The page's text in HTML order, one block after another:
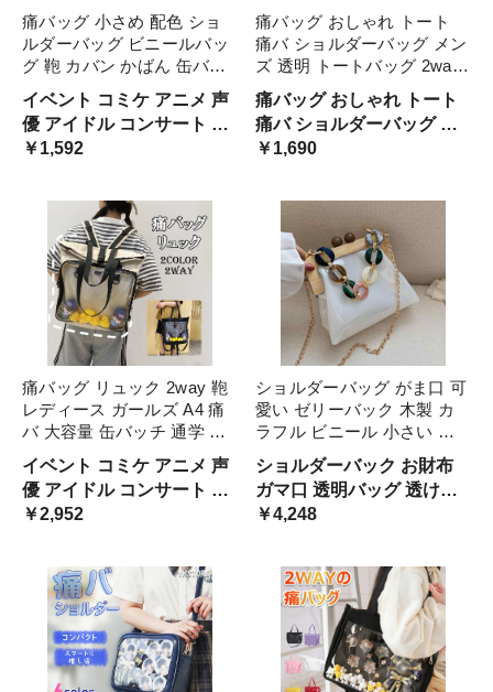
痛バッグ 小さめ 配色 ショ
ルダーバッグ ビニールバッ
グ 鞄 カバン かばん 缶バッ
チ シンプル 男女兼用 かわ
いい 推しバッグ クリアバッ
グ 透明バッグ おしゃれ
イベント コミケ アニメ 声
優 アイドル コンサート 推
し活 バッグ 缶バッジ バッ
見せバッグ ビニール いた
ばっぐ オタク活バッグ オ
タバ
￥1,592
痛バッグ おしゃれ トート
痛バ ショルダーバッグ メン
ズ 透明 トートバッグ 2way
ファスナー 水色 いたばっく
痛バック 缶バッチ ぬいぐる
み 小さめ 安い オタ活 推し
活 ヲタ活 推しカラー 推し
ディース
痛バッグ おしゃれ トート
痛バ ショルダーバッグ メ
ンズ 透明 トートバッグ フ
ばっく 痛バック 缶バッチ
ぬいぐるみ 小さめ 安い オ
タ活 推し活 ヲタ活
￥1,690
痛バッグ リュック 2way 鞄
レディース ガールズ A4 痛
バ 大容量 缶バッチ 通学 学
生 ビニールバッグ ヲタバ
クリアバッグ 見せバッグ オ
タクバッグ カジュアル 透明
バッグ
イベント コミケ アニメ 声
優 アイドル コンサート 推
し活 ぬいぐるみ 透明 バッ
ッグ 鞄 カバン かわいい 可
愛 可愛い 缶バッジ 缶バッ
￥2,952
ショルダーバッグ がま口 可
愛い ゼリーバック 木製 カ
ラフル ビニール 小さい ミ
ニバッグ キスロック 韓国系
パーティー チェーン 斜め掛
け バック PVC 透明 釜口 お
財布風 レ クリアバッグ
ショルダーバック お財布
ガマ口 透明バッグ 透け感
クリア 木 クリスタル 石 ア
お呼ばれ ユニーク 目立つ
キャンディー カバン 撥水
￥4,248